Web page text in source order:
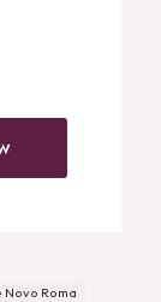
Roma